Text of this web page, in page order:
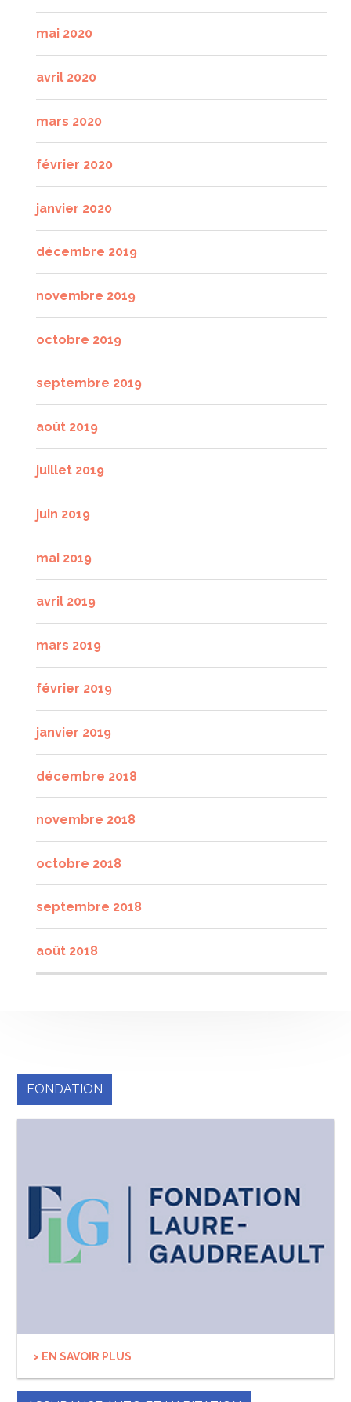
mai 2020
avril 2020
mars 2020
février 2020
janvier 2020
décembre 2019
novembre 2019
octobre 2019
septembre 2019
août 2019
juillet 2019
juin 2019
mai 2019
avril 2019
mars 2019
février 2019
janvier 2019
décembre 2018
novembre 2018
octobre 2018
septembre 2018
août 2018
FONDATION
> EN SAVOIR PLUS